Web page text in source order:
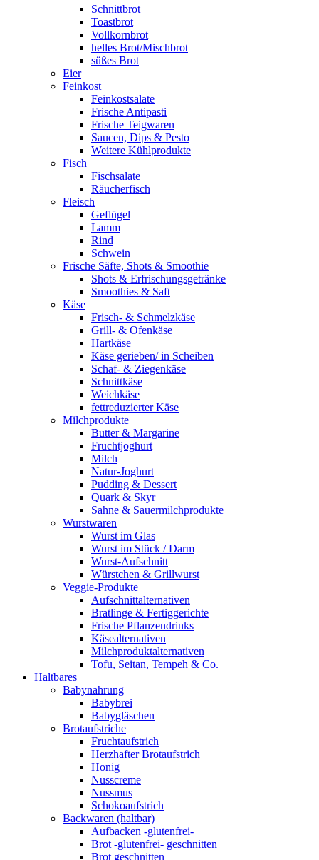
Schnittbrot
Toastbrot
Vollkornbrot
helles Brot/Mischbrot
süßes Brot
Eier
Feinkost
Feinkostsalate
Frische Antipasti
Frische Teigwaren
Saucen, Dips & Pesto
Weitere Kühlprodukte
Fisch
Fischsalate
Räucherfisch
Fleisch
Geflügel
Lamm
Rind
Schwein
Frische Säfte, Shots & Smoothie
Shots & Erfrischungsgetränke
Smoothies & Saft
Käse
Frisch- & Schmelzkäse
Grill- & Ofenkäse
Hartkäse
Käse gerieben/ in Scheiben
Schaf- & Ziegenkäse
Schnittkäse
Weichkäse
fettreduzierter Käse
Milchprodukte
Butter & Margarine
Fruchtjoghurt
Milch
Natur-Joghurt
Pudding & Dessert
Quark & Skyr
Sahne & Sauermilchprodukte
Wurstwaren
Wurst im Glas
Wurst im Stück / Darm
Wurst-Aufschnitt
Würstchen & Grillwurst
Veggie-Produkte
Aufschnittalternativen
Bratlinge & Fertiggerichte
Frische Pflanzendrinks
Käsealternativen
Milchproduktalternativen
Tofu, Seitan, Tempeh & Co.
Haltbares
Babynahrung
Babybrei
Babygläschen
Brotaufstriche
Fruchtaufstrich
Herzhafter Brotaufstrich
Honig
Nusscreme
Nussmus
Schokoaufstrich
Backwaren (haltbar)
Aufbacken -glutenfrei-
Brot -glutenfrei- geschnitten
Brot geschnitten